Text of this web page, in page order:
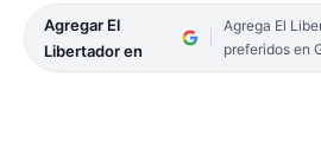
Agregar El
Libertador en
Agrega El
preferidos en